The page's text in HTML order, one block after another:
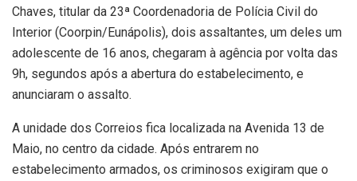
Chaves, titular da 23ª Coordenadoria de Polícia Civil do
Interior (Coorpin/Eunápolis), dois assaltantes, um deles um
adolescente de 16 anos, chegaram à agência por volta das
9h, segundos após a abertura do estabelecimento, e
anunciaram o assalto.
A unidade dos Correios fica localizada na Avenida 13 de
Maio, no centro da cidade. Após entrarem no
estabelecimento armados, os criminosos exigiram que o